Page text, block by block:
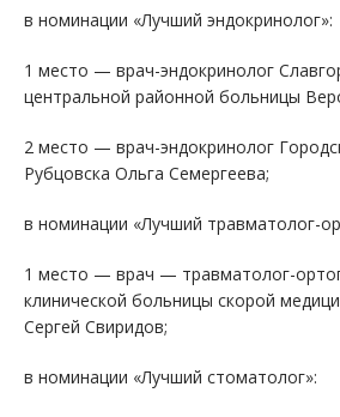
в номинации «Лучший эндокринолог»:
1 место — врач-эндокринолог
центральной районной больницы
2 место — врач-эндокринолог
Рубцовска Ольга Семергеева;
в номинации «Лучший травматолог-
1 место — врач — травматолог-
клинической больницы скорой
Сергей Свиридов;
в номинации «Лучший стоматолог»: